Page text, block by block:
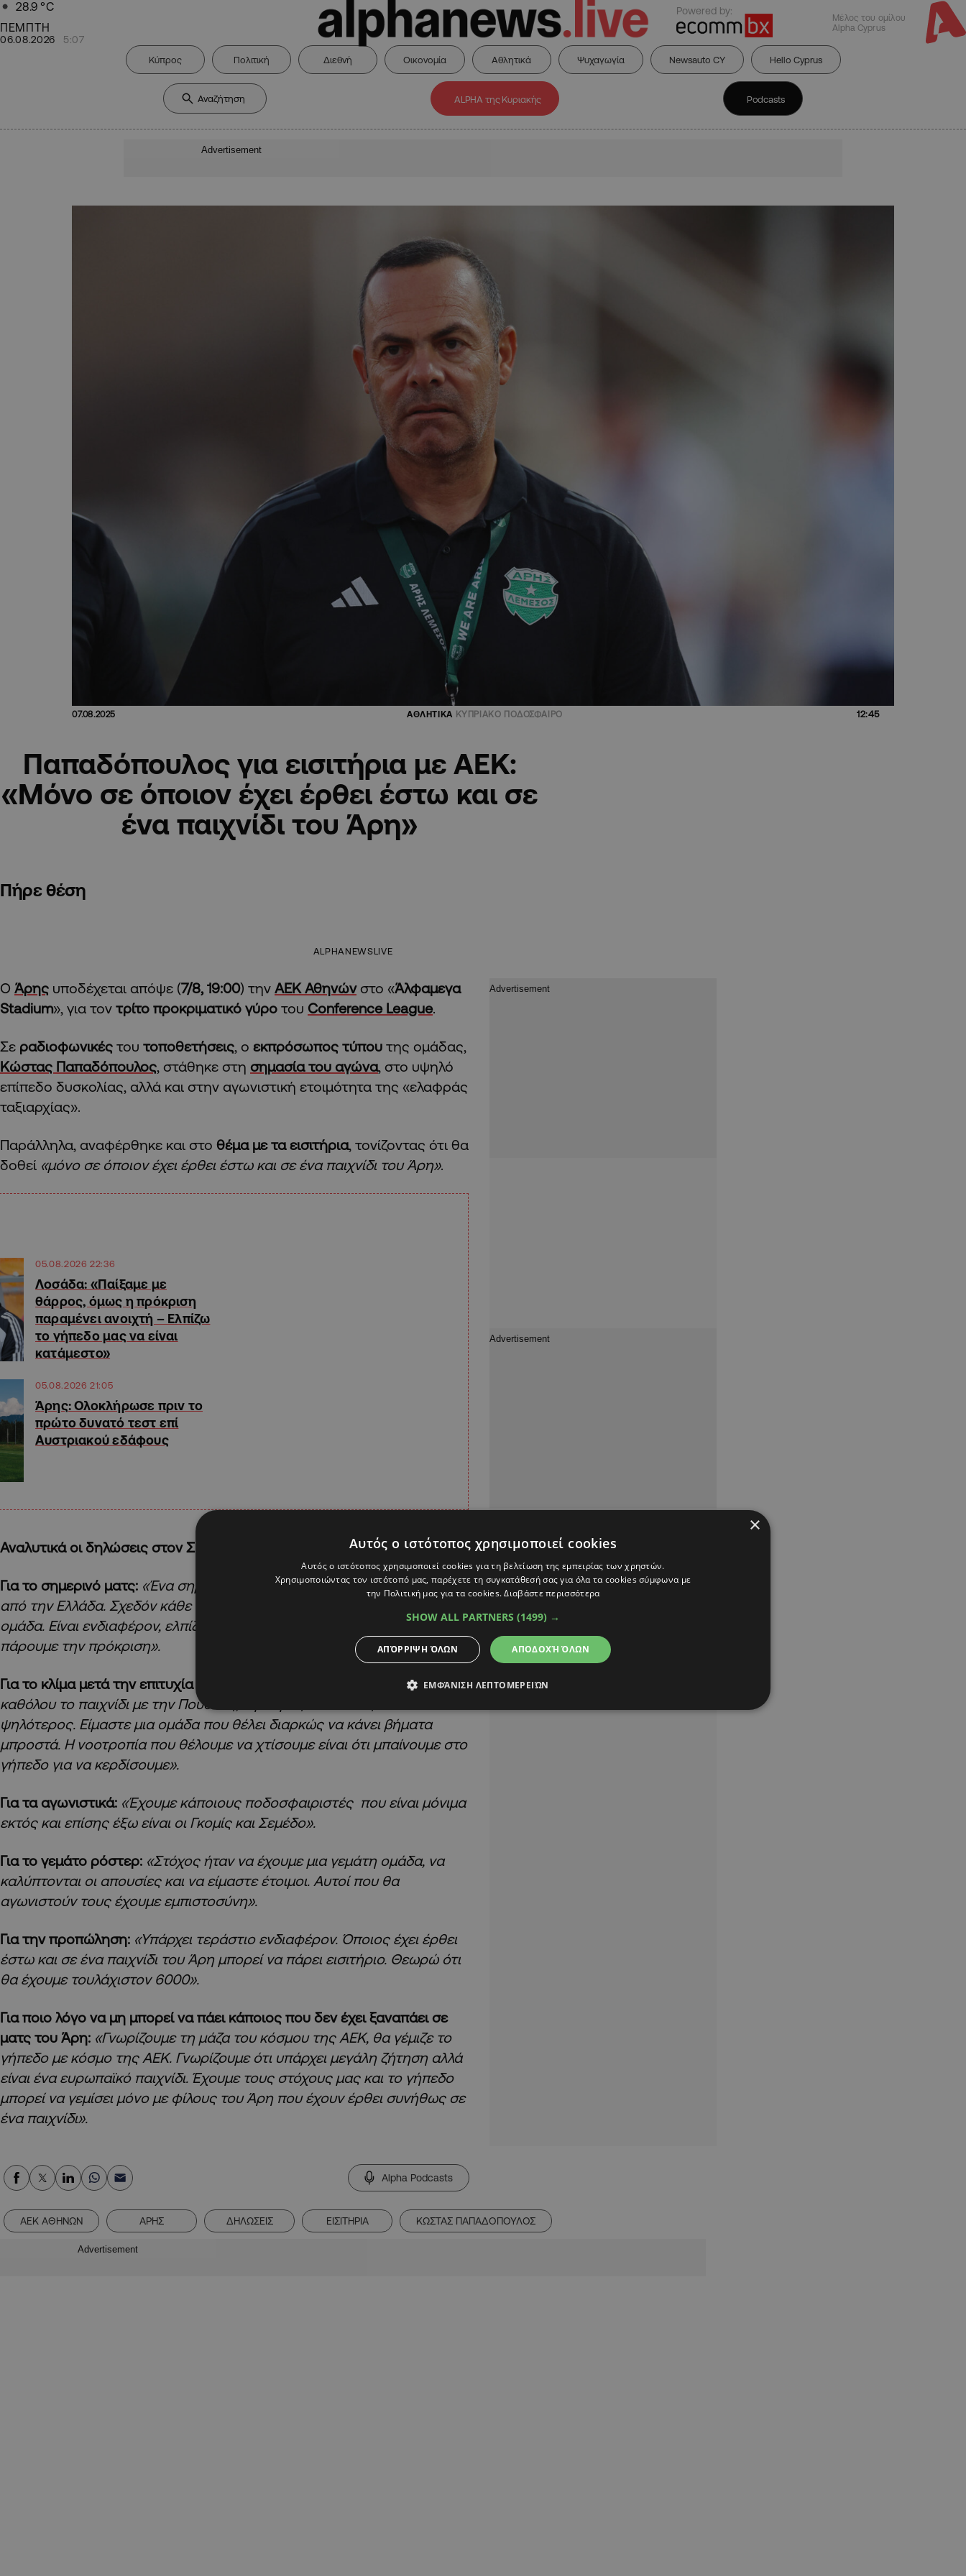
28.9 °C
ΠΕΜΠΤΗ
06.08.2026 5:07
Powered by:
Μέλος του ομίλου
Alpha Cyprus
Κύπρος Πολιτική Διεθνή Οικονομία Αθλητικά Ψυχαγωγία Newsauto CY Hello Cyprus
ALPHA της Κυριακής Podcasts
Advertisement
07.08.2025 ΑΘΛΗΤΙΚΑ ΚΥΠΡΙΑΚΟ ΠΟΔΟΣΦΑΙΡΟ 12:45
Παπαδόπουλος για εισιτήρια με ΑΕΚ:
«Μόνο σε όποιον έχει έρθει έστω και σε
ένα παιχνίδι του Άρη»
Πήρε θέση
ALPHANEWSLIVE
Ο Άρης υποδέχεται απόψε (7/8, 19:00) την ΑΕΚ Αθηνώνστο «Άλφαμεγα
Stadium», για τον τρίτο προκριματικό γύρο του Conference League.
Σε ραδιοφωνικές του τοποθετήσεις, ο εκπρόσωπος τύπου της ομάδας,
Κώστας Παπαδόπουλος, στάθηκε στη σημασία του αγώνα, στο υψηλό
επίπεδο δυσκολίας, αλλά και στην αγωνιστική ετοιμότητα της «ελαφράς
ταξιαρχίας».
Παράλληλα, αναφέρθηκε και στο θέμα με τα εισιτήρια, τονίζοντας ότι θα
δοθεί «μόνο σε όποιον έχει έρθει έστω και σε ένα παιχνίδι του Άρη».
05.08.2026 22:36
Λοσάδα: «Παίξαμε με
θάρρος, όμως η πρόκριση
παραμένει ανοιχτή – Ελπίζω
το γήπεδο μας να είναι
κατάμεστο»
05.08.2026 21:05
Άρης: Ολοκλήρωσε πριν το
πρώτο δυνατό τεστ επί
Αυστριακού εδάφους
Αναλυτικά οι δηλώσεις στον ΣΠΟΡ FM:
Για το σημερινό ματς: «Ένα σημαντικό παιχνίδι, ιδιαίτερο με μια ομάδα
από την Ελλάδα. Σχεδόν κάθε Κύπριος υποστηρίζει και μια ελληνική
ομάδα. Είναι ενδιαφέρον, ελπίζω να δούμε ένα καλό παιχνίδι και να
πάρουμε την πρόκριση».
Για το κλίμα μετά την επιτυχία κόντρα στην Πούσκας
«Δεν μας ξεγελά
καθόλου το παιχνίδι με την Πούσκας, ο βαθμός δυσκολίας είναι πολύ
ψηλότερος. Είμαστε μια ομάδα που θέλει διαρκώς να κάνει βήματα
μπροστά. Η νοοτροπία που θέλουμε να χτίσουμε είναι ότι μπαίνουμε στο
γήπεδο για να κερδίσουμε».
Για τα αγωνιστικά: «Έχουμε κάποιους ποδοσφαιριστές που είναι μόνιμα
εκτός και επίσης έξω είναι οι Γκομίς και Σεμέδο».
Για το γεμάτο ρόστερ: «Στόχος ήταν να έχουμε μια γεμάτη ομάδα, να
καλύπτονται οι απουσίες και να είμαστε έτοιμοι. Αυτοί που θα
αγωνιστούν τους έχουμε εμπιστοσύνη».
Για την προπώληση: «Υπάρχει τεράστιο ενδιαφέρον. Όποιος έχει έρθει
έστω και σε ένα παιχνίδι του Άρη μπορεί να πάρει εισιτήριο. Θεωρώ ότι
θα έχουμε τουλάχιστον 6000».
Για ποιο λόγο να μη μπορεί να πάει κάποιος που δεν έχει ξαναπάει σε
ματς του Άρη: «Γνωρίζουμε τη μάζα του κόσμου της ΑΕΚ, θα γέμιζε το
γήπεδο με κόσμο της ΑΕΚ. Γνωρίζουμε ότι υπάρχει μεγάλη ζήτηση αλλά
είναι ένα ευρωπαϊκό παιχνίδι. Έχουμε τους στόχους μας και το γήπεδο
μπορεί να γεμίσει μόνο με φίλους του Άρη που έχουν έρθει συνήθως σε
ένα παιχνίδι».
Alpha Podcasts
ΑΕΚ ΑΘΗΝΩΝ ΑΡΗΣ ΔΗΛΩΣΕΙΣ ΕΙΣΙΤΗΡΙΑ ΚΩΣΤΑΣ ΠΑΠΑΔΟΠΟΥΛΟΣ
Advertisement
×
Αυτός ο ιστότοπος χρησιμοποιεί cookies
Αυτός ο ιστότοπος χρησιμοποιεί cookies για τη βελτίωση της εμπειρίας των χρηστών.
Χρησιμοποιώντας τον ιστότοπό μας, παρέχετε τη συγκατάθεσή σας για όλα τα cookies σύμφωνα με
την Πολιτική μας για τα cookies.Διαβάστε περισσότερα
SHOW ALL PARTNERS (1499) →
ΑΠΟΔΟΧΉ ΌΛΩΝ
ΑΠΌΡΡΙΨΗ ΌΛΩΝ
ΕΜΦΆΝΙΣΗ ΛΕΠΤΟΜΕΡΕΙΏΝ